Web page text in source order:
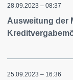
28.09.2023 – 08:37
Ausweitung der
25.09.2023 – 16:36